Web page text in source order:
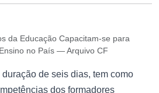
da Educação Capacitam-se para
no País — Arquivo CF
de seis dias, tem como
dos formadores